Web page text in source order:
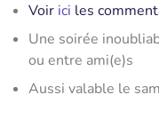
Voir ici les
Une soirée
ou entre ami(e)s
Aussi valable le